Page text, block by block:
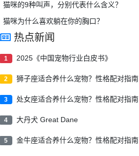
猫咪的9种叫声，分别代表什么含义？
猫咪为什么喜欢躺在你的胸口？
热点新闻
1 2025《中国宠物行业白皮书》
2 狮子座适合养什么宠物？性格配对指南
3 处女座适合养什么宠物？性格配对指南
4 大丹犬 Great Dane
5 金牛座适合养什么宠物？性格配对指南